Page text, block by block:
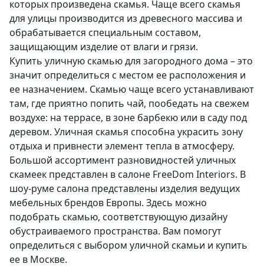
которых произведена скамья. Чаще всего скамья
для улицы производится из древесного массива и
обрабатывается специальным составом,
защищающим изделие от влаги и грязи.
Купить уличную скамью для загородного дома – это
значит определиться с местом ее расположения и
ее назначением. Скамью чаще всего устанавливают
там, где приятно попить чай, пообедать на свежем
воздухе: на террасе, в зоне барбекю или в саду под
деревом. Уличная скамья способна украсить зону
отдыха и привнести элемент тепла в атмосферу.
Большой ассортимент разновидностей уличных
скамеек представлен в салоне FreeDom Interiors. В
шоу-руме салона представлены изделия ведущих
мебельных брендов Европы. Здесь можно
подобрать скамью, соответствующую дизайну
обустраиваемого пространства. Вам помогут
определиться с выбором уличной скамьи и купить
ее в Москве.